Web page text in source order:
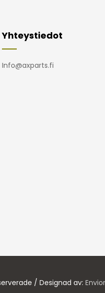
Yhteystiedot
Info@axparts.fi
/ Designad av: